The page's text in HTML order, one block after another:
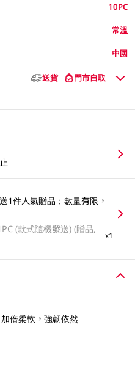
10PC
常溫
中國
送貨 門市自取
1件人氣贈品；數量有限，
(款式隨機發送) (贈品,
x1
倍柔軟，強韌依然